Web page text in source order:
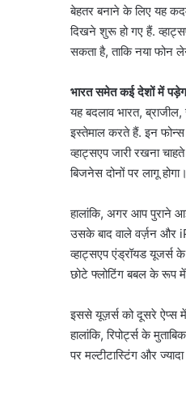
बेहतर बनाने के लिए यह
दिखने शुरू हो गए हैं.
सकता है, ताकि नया फोन
भारत समेत कई देशों में
यह बदलाव भारत,
इस्तेमाल करते हैं. इन
व्हाट्सएप जारी रखना
बिजनेस दोनों पर लागू होगा।
हालांकि, अगर आप पुराने
उसके बाद वाले वर्ज़न और
व्हाट्सएप एंड्रॉयड यूजर्स
छोटे फ्लोटिंग बबल के रूप
इससे यूज़र्स को दूसरे ऐप्स
हालांकि, रिपोर्ट्स के
पर मल्टीटास्टिंग और